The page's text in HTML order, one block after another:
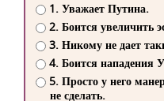
1. Уважает Путина.
2. Боится увеличить
3. Никому не дает
4. Боится
5. Просто у него
не сделать.